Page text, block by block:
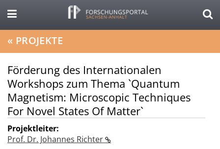
« PROJEKTE
Förderung des Internationalen
Workshops zum Thema `Quantum
Magnetism: Microscopic Techniques
For Novel States Of Matter`
Projektleiter:
Prof. Dr. Johannes Richter